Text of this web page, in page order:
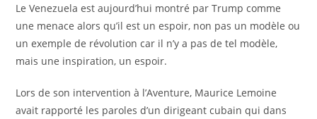
Le Venezuela est aujourd’hui montré par Trump comme
une menace alors qu’il est un espoir, non pas un modèle ou
un exemple de révolution car il n’y a pas de tel modèle,
mais une inspiration, un espoir.
Lors de son intervention à l’Aventure, Maurice Lemoine
avait rapporté les paroles d’un dirigeant cubain qui dans